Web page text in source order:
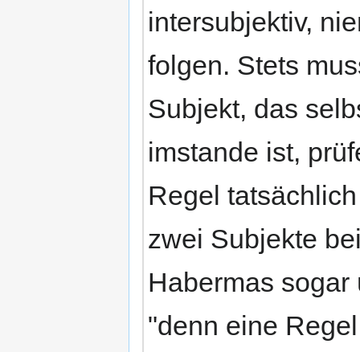
intersubjektiv,
folgen. Stets
Subjekt, das
imstande ist,
Regel
zwei Subjekte
Habermas
"denn eine